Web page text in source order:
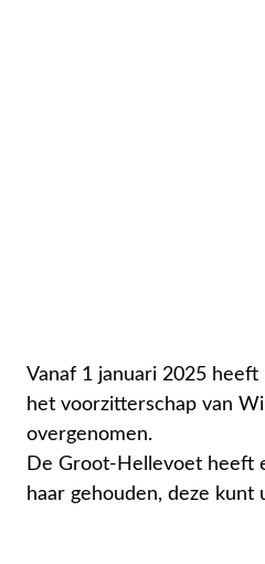
Vanaf 1 januari 2025
het voorzitterschap van
overgenomen.
De Groot-Hellevoet heeft
haar gehouden, deze kunt